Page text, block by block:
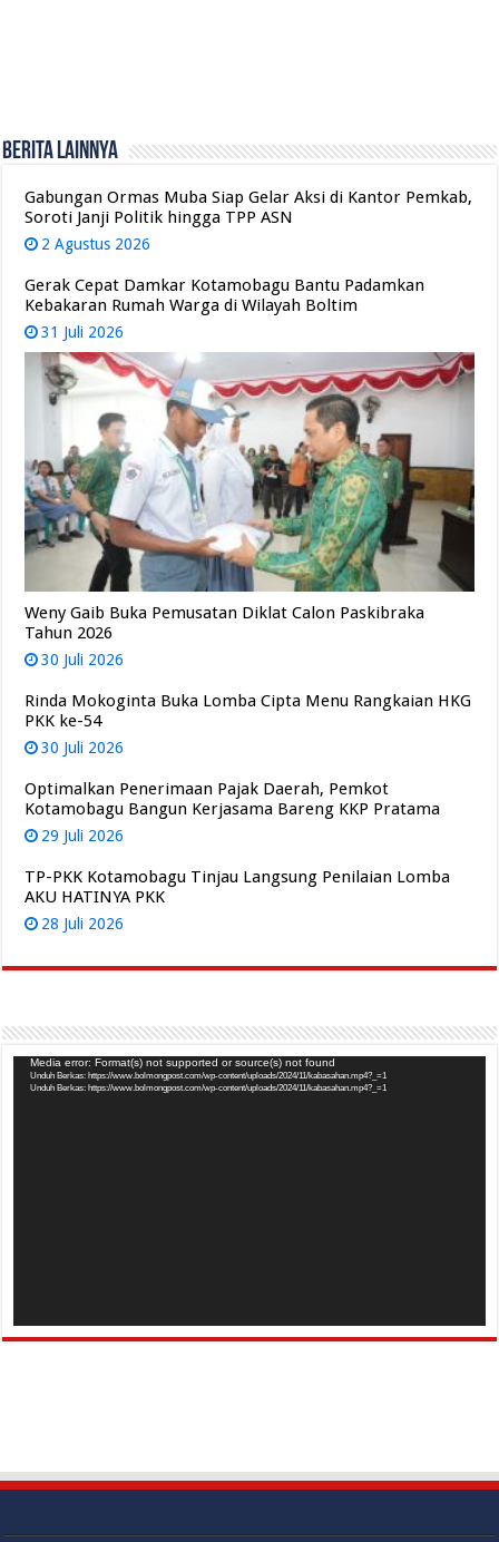
Berita Lainnya
Gabungan Ormas Muba Siap Gelar Aksi di Kantor Pemkab,
Soroti Janji Politik hingga TPP ASN
2 Agustus 2026
Gerak Cepat Damkar Kotamobagu Bantu Padamkan
Kebakaran Rumah Warga di Wilayah Boltim
31 Juli 2026
Weny Gaib Buka Pemusatan Diklat Calon Paskibraka
Tahun 2026
30 Juli 2026
Rinda Mokoginta Buka Lomba Cipta Menu Rangkaian HKG
PKK ke-54
30 Juli 2026
Optimalkan Penerimaan Pajak Daerah, Pemkot
Kotamobagu Bangun Kerjasama Bareng KKP Pratama
29 Juli 2026
TP-PKK Kotamobagu Tinjau Langsung Penilaian Lomba
AKU HATINYA PKK
28 Juli 2026
Pemutar
Video
Media error: Format(s) not supported or source(s) not found
Unduh Berkas: https://www.bolmongpost.com/wp-content/uploads/2024/11/kabasahan.mp4?_=1
Unduh Berkas: https://www.bolmongpost.com/wp-content/uploads/2024/11/kabasahan.mp4?_=1